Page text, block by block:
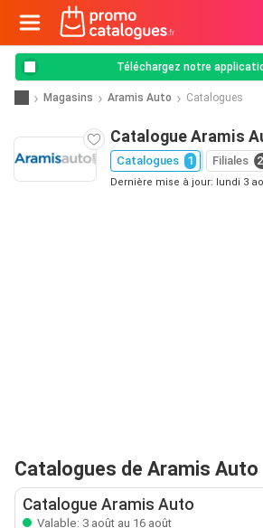
Téléchargez notre
Magasins Aramis Auto Catalogues
Catalogue Aramis
Catalogues 1 Filiales
Dernière mise à jour: lundi 3
Catalogues de Aramis Auto
Catalogue Aramis Auto
Valable: 3 août au 16 août